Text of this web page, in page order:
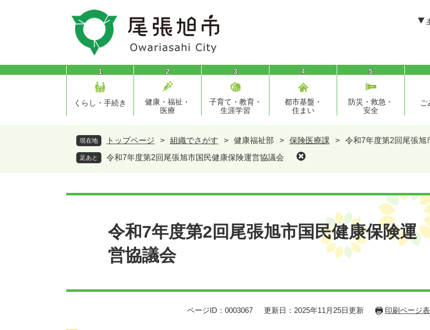
頭
飛
1
くらし・手続き
2
健康・福祉・
医療
3
子育て・教育・
生涯学習
4
都市基盤・
住まい
5
防災・救急・
安全
ご
現在地 トップページ > 組織でさがす > 健康福祉部 > 保険医療課 > 令和7年度第2回尾張旭
足あと 令和7年度第2回尾張旭市国民健康保険運営協議会
令和7年度第2回尾張旭市国民健康保険運
営協議会
ページID：0003067 更新日：2025年11月25日更新 印刷ページ